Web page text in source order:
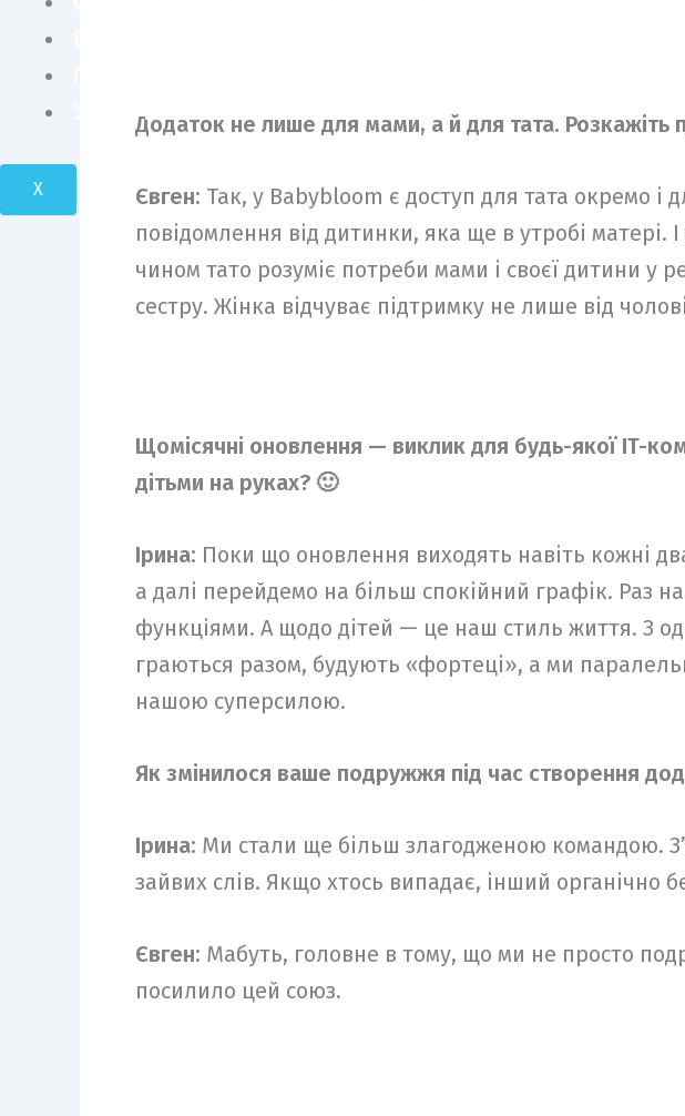
УКРАЇНА І СВІТ
X
Додаток не лише для мами, а й для тата. Розкажіть
Євген: Так, у Babybloom є доступ для тата окремо і
повідомлення від дитинки, яка ще в утробі матері.
чином тато розуміє потреби мами і своєї дитини
сестру. Жінка відчуває підтримку не лише від
Щомісячні оновлення — виклик для будь-якої IT-
дітьми на руках? 🙂
Ірина: Поки що оновлення виходять навіть кожні
а далі перейдемо на більш спокійний графік. Раз
функціями. А щодо дітей — це наш стиль життя. З
граються разом, будують «фортеці», а ми
нашою суперсилою.
Як змінилося ваше подружжя під час створення
Ірина: Ми стали ще більш злагодженою командою.
зайвих слів. Якщо хтось випадає, інший органічно
Євген: Мабуть, головне в тому, що ми не просто
посилило цей союз.